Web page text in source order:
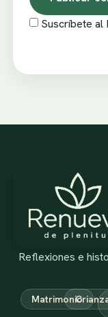
Suscríbete al
Reflexiones e
Matrimonio